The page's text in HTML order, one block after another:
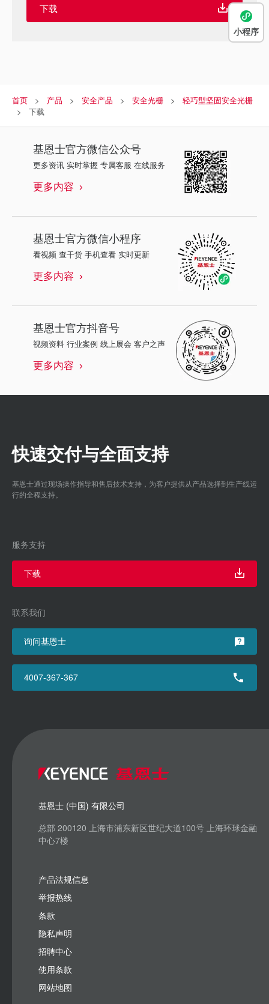
下载
首页 产品 安全产品 安全光栅
轻巧型坚固安全光栅
下载
基恩士官方微信公众号
更多资讯 实时掌握 专属客服 在线服务
更多内容
基恩士官方微信小程序
看视频 查干货 手机查看 实时更新
更多内容
基恩士官方抖音号
视频资料 行业案例 线上展会 客户之声
更多内容
快速交付与全面支持
基恩士通过现场操作指导和售后技术支持，为客户提供从产品选择到生产线运
行的全程支持。
服务支持
下载
联系我们
询问基恩士
4007-367-367
基恩士 (中国) 有限公司
总部 200120 上海市浦东新区世纪大道100号 上海环球金融
中心7楼
产品法规信息
举报热线
条款
隐私声明
招聘中心
使用条款
网站地图
小程序